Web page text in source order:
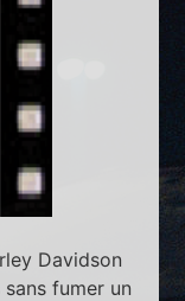
Davidson
fumer un